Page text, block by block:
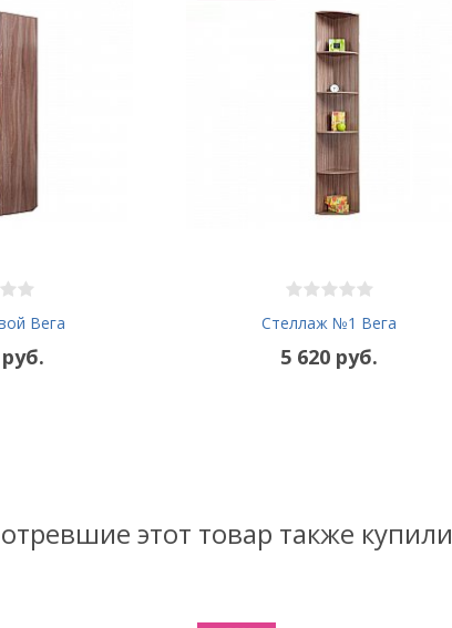
Вега Стеллаж №1 Вега
5 620 руб.
этот товар также купили